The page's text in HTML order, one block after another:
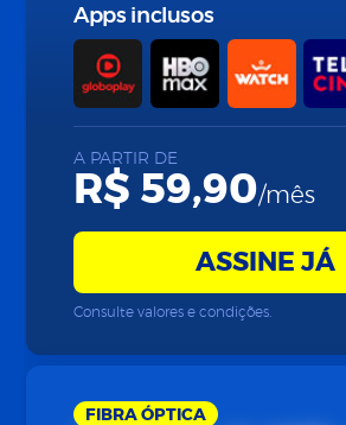
Apps inclusos
A PARTIR DE
R$ 59,90/mês
ASSINE JÁ
Consulte valores e condições.
FIBRA ÓPTICA